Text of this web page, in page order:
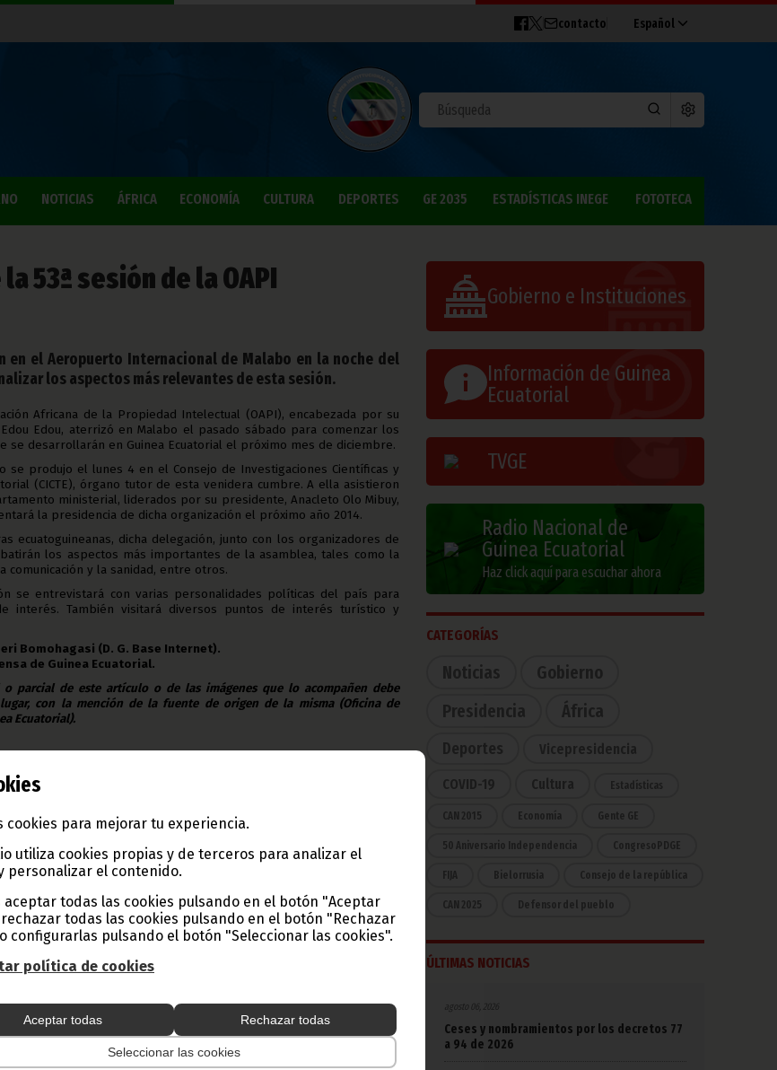
cookies para mejorar tu experiencia.
utiliza cookies propias y de terceros para analizar el
personalizar el contenido.
aceptar todas las cookies pulsando en el botón "Aceptar
todas las cookies pulsando en el botón "Rechazar
configurarlas pulsando el botón "Seleccionar las cookies".
política de cookies
Aceptar todas Rechazar todas
Seleccionar las cookies
contacto Español
NOTICIAS ÁFRICA ECONOMÍA CULTURA DEPORTES GE 2035 ESTADÍSTICAS INEGE FOTOTECA
53ª sesión de la OAPI
en el Aeropuerto Internacional de Malabo en la noche del
los aspectos más relevantes de esta sesión.
Africana de la Propiedad Intelectual (OAPI), encabezada por su
Edou, aterrizó en Malabo el pasado sábado para comenzar los
se desarrollarán en Guinea Ecuatorial el próximo mes de diciembre.
se produjo el lunes 4 en el Consejo de Investigaciones Científicas y
(CICTE), órgano tutor de esta venidera cumbre. A ella asistieron
ministerial, liderados por su presidente, Anacleto Olo Mibuy,
la presidencia de dicha organización el próximo año 2014.
ecuatoguineanas, dicha delegación, junto con los organizadores de
los aspectos más importantes de la asamblea, tales como la
comunicación y la sanidad, entre otros.
se entrevistará con varias personalidades políticas del país para
interés. También visitará diversos puntos de interés turístico y
Bomohagasi (D. G. Base Internet).
de Guinea Ecuatorial.
parcial de este artículo o de las imágenes que lo acompañen debe
con la mención de la fuente de origen de la misma (Oficina de
Ecuatorial).
Gobierno e Instituciones
Información de Guinea
Ecuatorial
TVGE
Radio Nacional de
Guinea Ecuatorial
Haz click aquí para escuchar ahora
CATEGORÍAS
Noticias
Gobierno
Presidencia
África
Deportes Vicepresidencia
COVID-19 Cultura Estadísticas
CAN 2015 Economía Gente GE
50 Aniversario Independencia CongresoPDGE
FIJA Bielorrusia Consejo de la república
CAN 2025 Defensor del pueblo
ÚLTIMAS NOTICIAS
agosto 06, 2026
Ceses y nombramientos por los decretos 77
a 94 de 2026